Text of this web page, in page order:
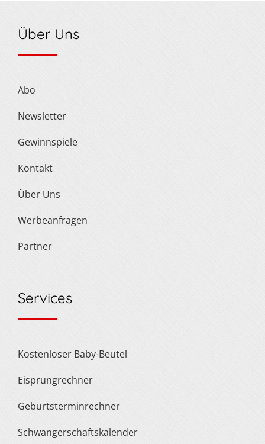
Über Uns
Abo
Newsletter
Gewinnspiele
Kontakt
Über Uns
Werbeanfragen
Partner
Services
Kostenloser Baby-Beutel
Eisprungrechner
Geburtsterminrechner
Schwangerschaftskalender